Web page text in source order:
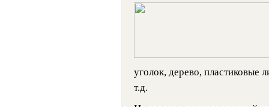
уголок, дерево,
т.д.